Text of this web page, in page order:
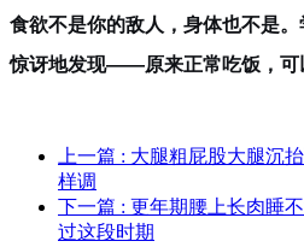
食欲不是你的敌人，身体也不是
惊讶地发现——原来正常吃饭，可
上一篇 : 大腿粗屁股大腿沉
样调
下一篇 : 更年期腰上长肉睡
过这段时期